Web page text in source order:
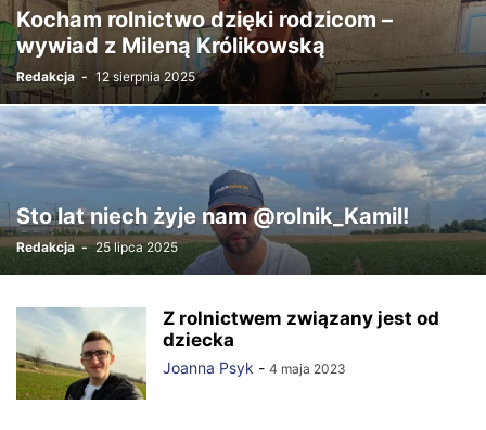
Kocham rolnictwo dzięki rodzicom –
wywiad z Mileną Królikowską
Redakcja - 12 sierpnia 2025
Sto lat niech żyje nam @rolnik_Kamil!
Redakcja - 25 lipca 2025
Z rolnictwem związany jest od
dziecka
Joanna Psyk - 4 maja 2023